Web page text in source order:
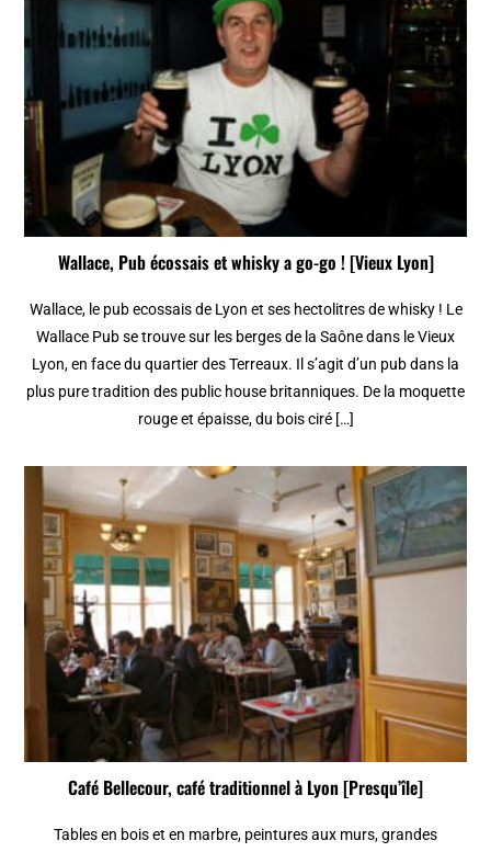
Wallace, Pub écossais et whisky a go-go ! [Vieux Lyon]
Wallace, le pub ecossais de Lyon et ses hectolitres de whisky ! Le
Wallace Pub se trouve sur les berges de la Saône dans le Vieux
Lyon, en face du quartier des Terreaux. Il s’agit d’un pub dans la
plus pure tradition des public house britanniques. De la moquette
rouge et épaisse, du bois ciré […]
Café Bellecour, café traditionnel à Lyon [Presqu’île]
Tables en bois et en marbre, peintures aux murs, grandes